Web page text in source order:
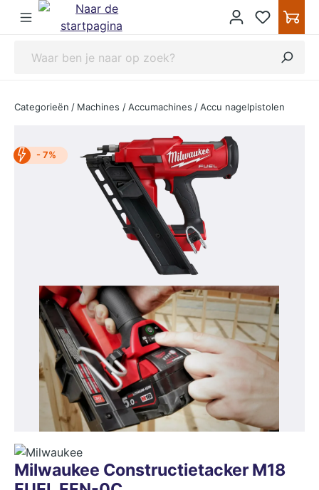
Categorieën / Machines / Accumachines /Accu nagelpistolen
- 7%
Milwaukee Constructietacker M18